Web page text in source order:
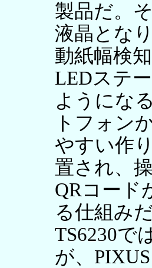
製品だ。
液晶とな
動紙幅検
LEDステ
ようにな
トフォン
やすい作
置され、
QRコード
る仕組み
TS6230で
が、